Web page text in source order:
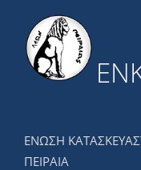
ΕΝΩΣΗ
ΠΕΙΡΑΙΑ